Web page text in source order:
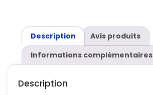
Description
Avis produits
Informations complémentaires
Description